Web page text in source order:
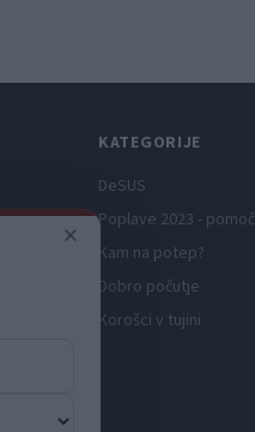
KATEGORIJE
DeSUS
Poplave 2023 - pomoč
Kam na potep?
Dobro počutje
Korošci v tujini
×